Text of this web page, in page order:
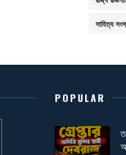
সাহিত্য
POPULAR